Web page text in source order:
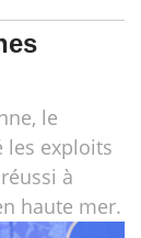
le
les exploits
à
haute mer.